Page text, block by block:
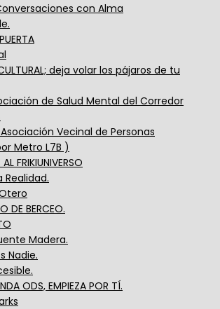
con Alma
deja volar los pájaros de tu
de Salud Mental del Corredor
Asociación Vecinal de Personas
Metro L7B )
FRIKIUNIVERSO
Realidad.
DE BERCEO.
Madera.
Nadie.
ODS, EMPIEZA POR TÍ.